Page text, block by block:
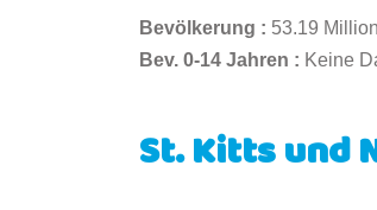
Bevölkerung : 53.19
Bev. 0-14 Jahren : Keine
St. Kitts und